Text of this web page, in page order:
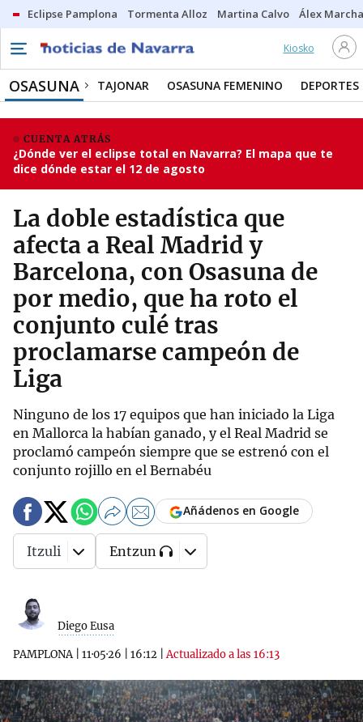
Eclipse Pamplona Tormenta Alloz Martina Calvo Álex
Kiosko
OSASUNA TAJONAR OSASUNA FEMENINO DEPORTES
CUENTA ATRÁS
¿Dónde ver el eclipse total en Navarra? El mapa que te
dice dónde estar el 12 de agosto
La doble estadística que
afecta a Real Madrid y
Barcelona, con Osasuna de
por medio, que ha roto el
conjunto culé tras
proclamarse campeón de
Liga
Ninguno de los 17 equipos que han iniciado la Liga
en Mallorca la habían ganado, y el Real Madrid se
proclamó campeón siempre que se estrenó con el
conjunto rojillo en el Bernabéu
Diego Eusa
PAMPLONA| 11·05·26 16:12 |Actualizado a las 16:13
Añádenos en Google
Itzuli Entzun